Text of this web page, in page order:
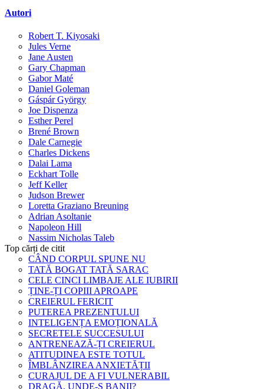
Autori
Robert T. Kiyosaki
Jules Verne
Jane Austen
Gary Chapman
Gabor Maté
Daniel Goleman
Gáspár György
Joe Dispenza
Esther Perel
Brené Brown
Dale Carnegie
Charles Dickens
Dalai Lama
Eckhart Tolle
Jeff Keller
Judson Brewer
Loretta Graziano Breuning
Adrian Asoltanie
Napoleon Hill
Nassim Nicholas Taleb
Top cărți de citit
CÂND CORPUL SPUNE NU
TATĂ BOGAT TATĂ SARAC
CELE CINCI LIMBAJE ALE IUBIRII
ȚINE-ȚI COPIII APROAPE
CREIERUL FERICIT
PUTEREA PREZENTULUI
INTELIGENȚA EMOȚIONALĂ
SECRETELE SUCCESULUI
ANTRENEAZĂ-ȚI CREIERUL
ATITUDINEA ESTE TOTUL
ÎMBLÂNZIREA ANXIETĂȚII
CURAJUL DE A FI VULNERABIL
DRAGĂ, UNDE-S BANII?